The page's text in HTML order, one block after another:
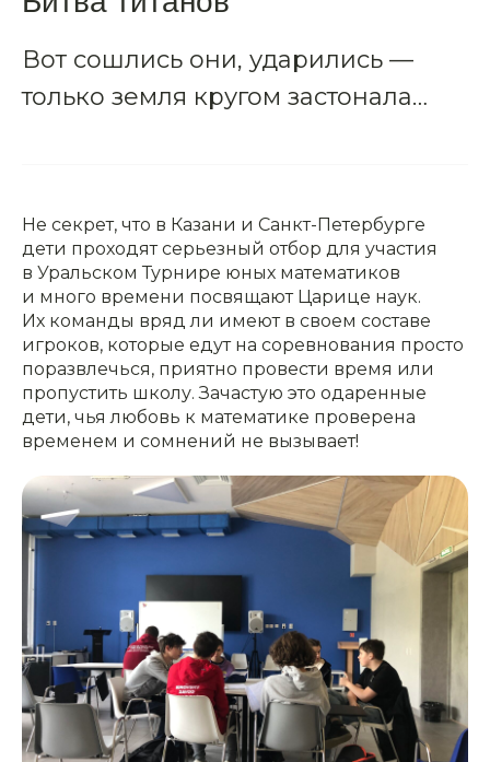
Вот сошлись они, ударились —
только земля кругом застонала…
Не секрет, что в Казани и Санкт-Петербурге
дети проходят серьезный отбор для участия
в Уральском Турнире юных математиков
и много времени посвящают Царице наук.
Их команды вряд ли имеют в своем составе
игроков, которые едут на соревнования просто
поразвлечься, приятно провести время или
пропустить школу. Зачастую это одаренные
дети, чья любовь к математике проверена
временем и сомнений не вызывает!